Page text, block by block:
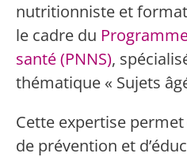
nutritionniste et
le cadre du
santé (PNNS),
thématique « Sujets
Cette expertise
de prévention et